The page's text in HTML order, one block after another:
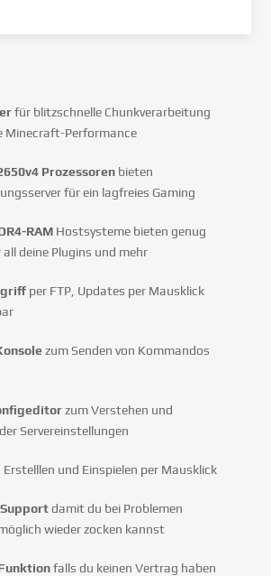
für blitzschnelle Chunkverarbeitung
Minecraft-Performance
Prozessoren bieten
für ein lagfreies Gaming
RAM Hostsysteme bieten genug
all deine Plugins und mehr
per FTP, Updates per Mausklick
zum Senden von Kommandos
zum Verstehen und
Servereinstellungen
Erstelllen und Einspielen per Mausklick
damit du bei Problemen
wieder zocken kannst
falls du keinen Vertrag haben